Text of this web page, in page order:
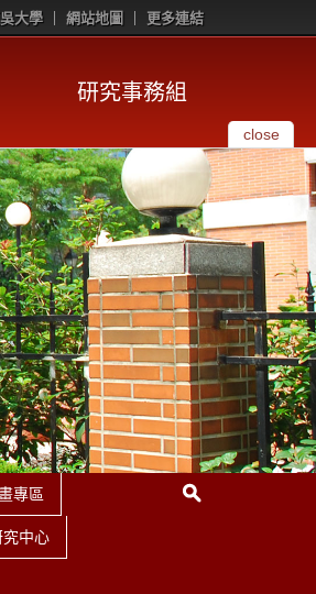
大學 網站地圖 更多連結
研究事務組
close
專區
中心